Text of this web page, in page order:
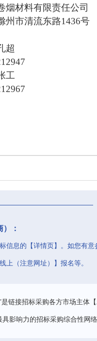
烟材料有限责任公司
州市清流东路1436号
超
工
：
信息的【详情页】。如您有
上（注意网址）】报名等。
是链接招标采购各方市场主体
影响力的招标采购综合性网络